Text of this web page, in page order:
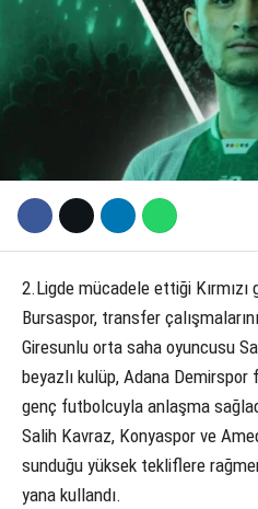
SAĞLIK
KÜLTÜR SANAT
2.Ligde mücadele ettiği
Bursaspor, transfer
Giresunlu orta saha oyuncusu
beyazlı kulüp, Adana Demirspor
genç futbolcuyla anlaşma
Salih Kavraz, Konyaspor ve
sunduğu yüksek tekliflere
yana kullandı.